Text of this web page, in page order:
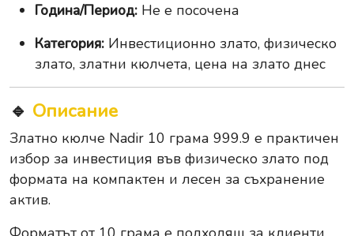
Година/Период: Не е посочена
Категория: Инвестиционно злато, физическо
злато, златни кюлчета, цена на злато днес
🔹 Описание
Златно кюлче Nadir 10 грама 999.9 е практичен
избор за инвестиция във физическо злато под
формата на компактен и лесен за съхранение
актив.